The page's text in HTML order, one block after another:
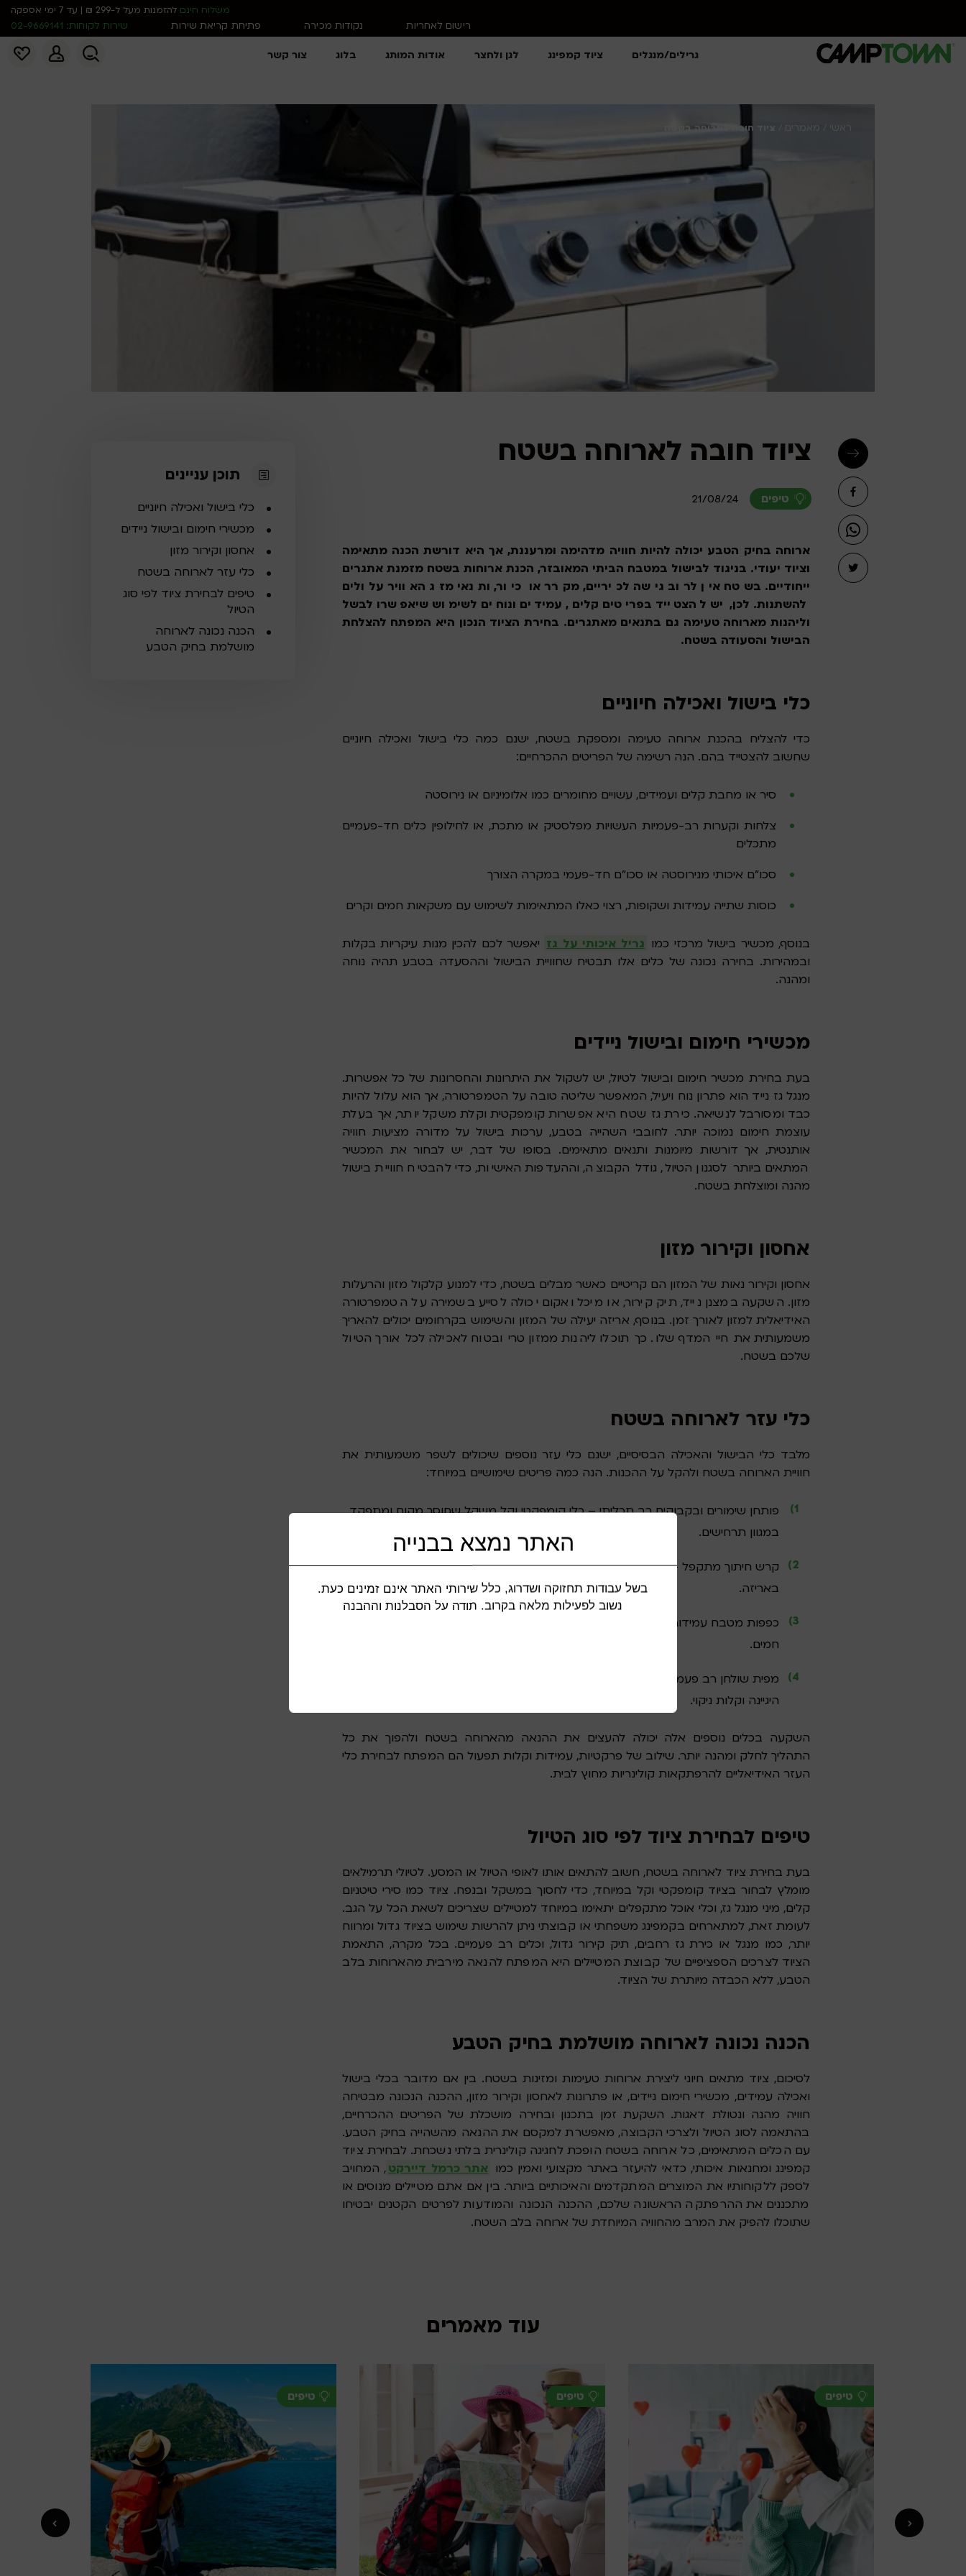
גרילים/מנגלים ציוד קמפינג לגן ולחצר אודות המותג בלוג צור קשר
משלוח חינם להזמנות מעל ל-299 ₪ | עד 7 ימי אספקה
רישום לאחריות נקודות מכירה פתיחת קריאת שירות שירות לקוחות: 02-9669141
ראשי / מאמרים ציוד חובה לארוחה בשטח
ציוד חובה לארוחה בשטח
טיפים 21/08/24
ארוחה בחיק הטבע יכולה להיות חוויה מדהימה ומרעננת, אך היא דורשת הכנה מתאימה
וציוד יעודי. בניגוד לבישול במטבח הביתי המאובזר, הכנת ארוחות בשטח מזמנת אתגרים
ייחודיים. בשטח אין לרוב גישה לכיריים, מקרר או כיור, ותנאי מזג האוויר עלולים
להשתנות. לכן, יש להצטייד בפריטים קלים, עמידים ונוחים לשימוש שיאפשרו לבשל
וליהנות מארוחה טעימה גם בתנאים מאתגרים. בחירת הציוד הנכון היא המפתח להצלחת
הבישול והסעודה בשטח.
כלי בישול ואכילה חיוניים
כדי להצליח בהכנת ארוחה טעימה ומספקת בשטח, ישנם כמה כלי בישול ואכילה חיוניים
שחשוב להצטייד בהם. הנה רשימה של הפריטים ההכרחיים:
סיר או מחבת קלים ועמידים, עשויים מחומרים כמו אלומיניום או נירוסטה
צלחות וקערות רב-פעמיות העשויות מפלסטיק או מתכת, או לחילופין כלים חד-פעמיים
מתכלים
סכו”ם איכותי מנירוסטה או סכו”ם חד-פעמי במקרה הצורך
כוסות שתייה עמידות ושקופות, רצוי כאלו המתאימות לשימוש עם משקאות חמים וקרים
בנוסף, מכשיר בישול מרכזי כמו גריל איכותי על גז יאפשר לכם להכין מנות עיקריות בקלות
ובמהירות. בחירה נכונה של כלים אלו תבטיח שחוויית הבישול וההסעדה בטבע תהיה נוחה
ומהנה.
מכשירי חימום ובישול ניידים
בעת בחירת מכשיר חימום ובישול לטיול, יש לשקול את היתרונות והחסרונות של כל אפשרות.
מנגל גז נייד הוא פתרון נוח ויעיל, המאפשר שליטה טובה על הטמפרטורה, אך הוא עלול להיות
כבד ומסורבל לנשיאה. כירת גז שטח היא אפשרות קומפקטית וקלת משקל יותר, אך בעלת
עוצמת חימום נמוכה יותר. לחובבי השהייה בטבע, ערכות בישול על מדורה מציעות חוויה
אותנטית, אך דורשות מיומנות ותנאים מתאימים. בסופו של דבר, יש לבחור את המכשיר
המתאים ביותר לסגנון הטיול, גודל הקבוצה, וההעדפות האישיות, כדי להבטיח חוויית בישול
מהנה ומוצלחת בשטח.
אחסון וקירור מזון
אחסון וקירור נאות של המזון הם קריטיים כאשר מבלים בשטח, כדי למנוע קלקול מזון והרעלות
מזון. השקעה במצנן נייד, תיק קירור, או מיכל ואקום יכולה לסייע בשמירה על הטמפרטורה
האידיאלית למזון לאורך זמן. בנוסף, אריזה יעילה של המזון והשימוש בקרחומים יכולים להאריך
משמעותית את חיי המדף שלו. כך תוכלו ליהנות ממזון טרי ובטוח לאכילה לכל אורך הטיול
שלכם בשטח.
כלי עזר לארוחה בשטח
מלבד כלי הבישול והאכילה הבסיסיים, ישנם כלי עזר נוספים שיכולים לשפר משמעותית את
חוויית הארוחה בשטח ולהקל על ההכנות. הנה כמה פריטים שימושיים במיוחד:
פותחן שימורים ובקבוקים רב תכליתי – כלי קומפקטי וקל משקל שחוסך מקום ומתפקד
במגוון תרחישים.
קרש חיתוך מתקפל – מאפשר לחתוך ולהכין מצרכים בקלות, תוך תפיסת מינימום מקום
באריזה.
כפפות מטבח עמידות בחום – מגינות על הידיים בזמן בישול על אש או טיפול בכלים
חמים.
מפית שולחן רב פעמית או מפת ניילון – מוסיפות אווירה נעימה לארוחה תוך שמירה על
היגיינה וקלות ניקוי.
השקעה בכלים נוספים אלה יכולה להעצים את ההנאה מהארוחה בשטח ולהפוך את כל
התהליך לחלק ומהנה יותר. שילוב של פרקטיות, עמידות וקלות תפעול הם המפתח לבחירת כלי
העזר האידיאליים להרפתקאות קולינריות מחוץ לבית.
טיפים לבחירת ציוד לפי סוג הטיול
בעת בחירת ציוד לארוחה בשטח, חשוב להתאים אותו לאופי הטיול או המסע. לטיולי תרמילאים
מומלץ לבחור בציוד קומפקטי וקל במיוחד, כדי לחסוך במשקל ובנפח. ציוד כמו סירי טיטניום
קלים, מיני מנגל גז, וכלי אוכל מתקפלים יתאימו במיוחד למטיילים שצריכים לשאת הכל על הגב.
לעומת זאת, למתארחים בקמפינג משפחתי או קבוצתי ניתן להרשות שימוש בציוד גדול ומרווח
יותר, כמו מנגל או כירת גז רחבים, תיק קירור גדול, וכלים רב פעמיים. בכל מקרה, התאמת
הציוד לצרכים הספציפיים של קבוצת המטיילים היא המפתח להנאה מירבית מהארוחות בלב
הטבע, ללא הכבדה מיותרת של הציוד.
הכנה נכונה לארוחה מושלמת בחיק הטבע
לסיכום, ציוד מתאים חיוני ליצירת ארוחות טעימות ומזינות בשטח. בין אם מדובר בכלי בישול
ואכילה עמידים, מכשירי חימום ניידים, או פתרונות לאחסון וקירור מזון, ההכנה הנכונה מבטיחה
חוויה מהנה ונטולת דאגות. השקעת זמן בתכנון ובחירה מושכלת של הפריטים ההכרחיים,
בהתאמה לסוג הטיול ולצרכי הקבוצה, מאפשרת למקסם את ההנאה מהשהייה בחיק הטבע.
עם הכלים המתאימים, כל ארוחה בשטח הופכת לחגיגה קולינרית בלתי נשכחת. לבחירת ציוד
קמפינג ומחנאות איכותי, כדאי להיעזר באתר מקצועי ואמין כמו אתר כרמל דיירקט, המחויב
לספק ללקוחותיו את המוצרים המתקדמים והאיכותיים ביותר. בין אם אתם מטיילים מנוסים או
מתכננים את ההרפתקה הראשונה שלכם, ההכנה הנכונה והמודעות לפרטים הקטנים יבטיחו
שתוכלו להפיק את המרב מהחוויה המיוחדת של ארוחה בלב השטח.
תוכן עניינים
כלי בישול ואכילה חיוניים
מכשירי חימום ובישול ניידים
אחסון וקירור מזון
כלי עזר לארוחה בשטח
טיפים לבחירת ציוד לפי סוג
הטיול
הכנה נכונה לארוחה
מושלמת בחיק הטבע
עוד מאמרים
טיפים טיפים טיפים
האתר נמצא בבנייה
בשל עבודות תחזוקה ושדרוג, כלל שירותי האתר אינם זמינים כעת.
נשוב לפעילות מלאה בקרוב. תודה על הסבלנות וההבנה